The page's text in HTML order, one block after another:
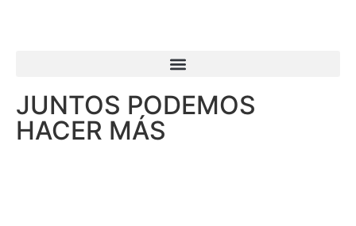
JUNTOS PODEMOS
HACER MÁS